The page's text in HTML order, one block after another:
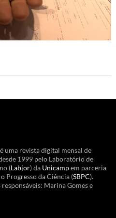
uma revista digital mensal de
1999 pelo Laboratório de
(Labjor) da Unicampem parceria
Progresso da Ciência (SBPC).
Marina Gomes e